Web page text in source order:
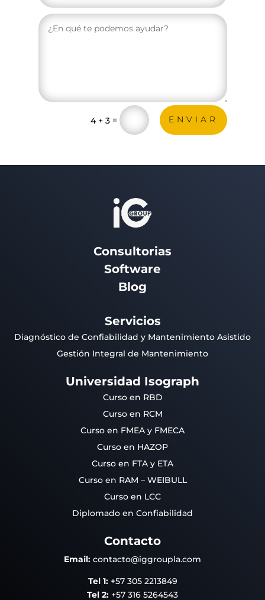
4 + 3= ENVIAR
Consultorias
Software
Blog
Servicios
Diagnóstico de Confiabilidad y Mantenimiento Asistido
Gestión Integral de Mantenimiento
Universidad Isograph
Curso en RBD
Curso en RCM
Curso en FMEA y FMECA
Curso en HAZOP
Curso en FTA y ETA
Curso en RAM – WEIBULL
Curso en LCC
Diplomado en Confiabilidad
Contacto
Email: contacto@iggroupla.com
Tel 1: +57 305 2213849
Tel 2: +57 316 5264543